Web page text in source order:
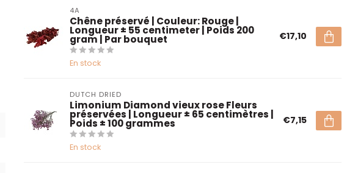
4A
Chêne préservé | Couleur: Rouge |
Longueur ± 55 centimeter | Poids 200
gram | Par bouquet
En stock
€17,10
DUTCH DRIED
Limonium Diamond vieux rose Fleurs
préservées | Longueur ± 65 centimètres |
Poids ± 100 grammes
En stock
€7,15